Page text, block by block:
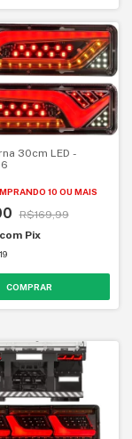
30cm LED -
10 OU MAIS
R$169,99
com Pix